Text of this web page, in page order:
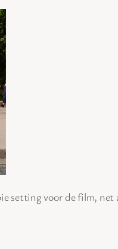
setting voor de film,